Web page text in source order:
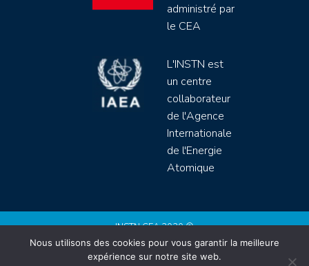
administré par
le CEA
L'INSTN est
un centre
collaborateur
de l'Agence
Internationale
de l'Energie
Atomique
INSTN CEA 2020 ©
Politique de protection de données (rgpd)
Règlement intérieur
Mentions légales
Nous utilisons des cookies pour vous garantir la meilleure
expérience sur notre site web.